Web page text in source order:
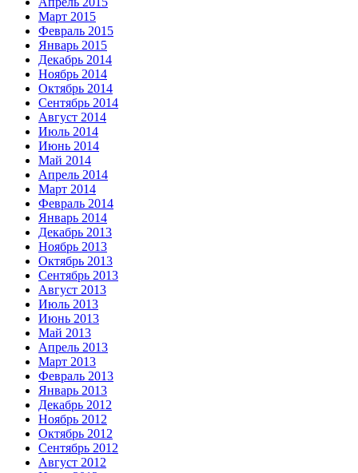
Март 2015
Февраль 2015
Январь 2015
Декабрь 2014
Ноябрь 2014
Октябрь 2014
Сентябрь 2014
Август 2014
Июль 2014
Июнь 2014
Май 2014
Апрель 2014
Март 2014
Февраль 2014
Январь 2014
Декабрь 2013
Ноябрь 2013
Октябрь 2013
Сентябрь 2013
Август 2013
Июль 2013
Июнь 2013
Май 2013
Апрель 2013
Март 2013
Февраль 2013
Январь 2013
Декабрь 2012
Ноябрь 2012
Октябрь 2012
Сентябрь 2012
Август 2012